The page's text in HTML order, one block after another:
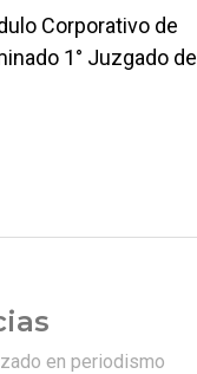
Corporativo de
1° Juzgado de
en periodismo